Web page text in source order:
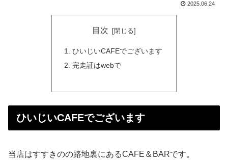
2025.06.24
目次
ひいじいCAFEでございます
完走証はwebで
ひいじいCAFEでございます
当店はすすきのの路地裏にあるCAFE＆BARです。